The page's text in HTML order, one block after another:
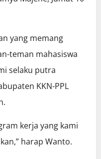
yang memang
teman mahasiswa
selaku putra
KKN-PPL
kerja yang kami
harap Wanto.